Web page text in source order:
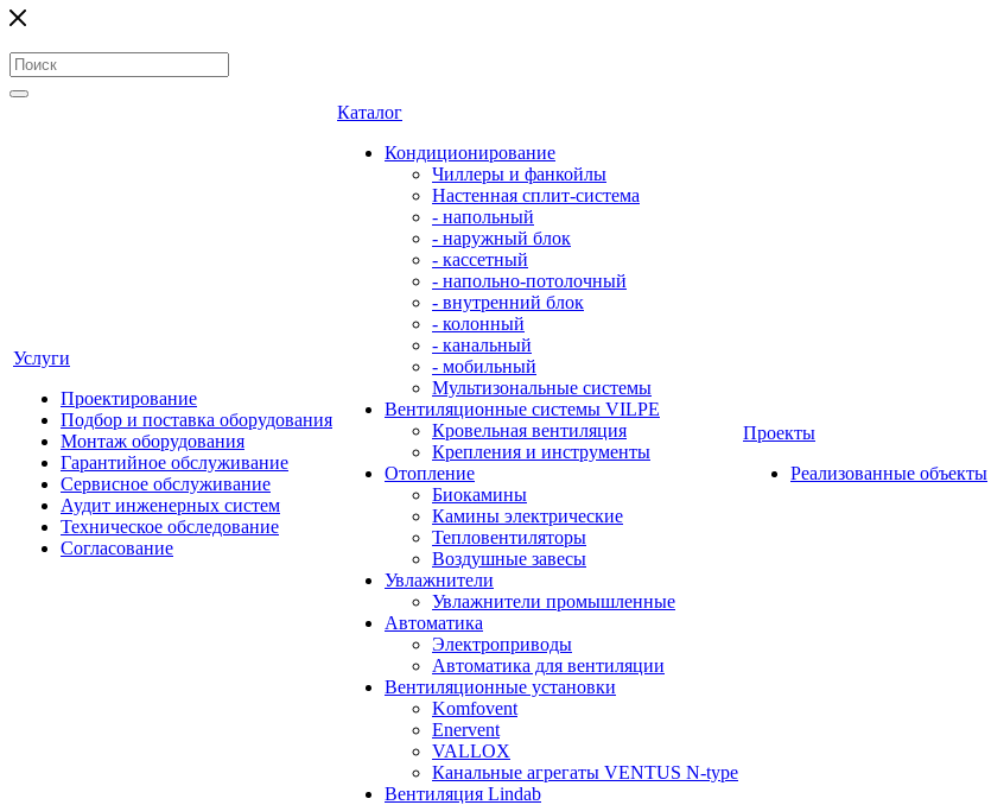
Услуги
Проектирование
Подбор и поставка оборудования
Монтаж оборудования
Гарантийное обслуживание
Сервисное обслуживание
Аудит инженерных систем
Техническое обследование
Согласование
Каталог
Кондиционирование
Чиллеры и фанкойлы
Настенная сплит-система
- напольный
- наружный блок
- кассетный
- напольно-потолочный
- внутренний блок
- колонный
- канальный
- мобильный
Мультизональные системы
Вентиляционные системы VILPE
Кровельная вентиляция
Крепления и инструменты
Отопление
Биокамины
Камины электрические
Тепловентиляторы
Воздушные завесы
Увлажнители
Увлажнители промышленные
Автоматика
Электроприводы
Автоматика для вентиляции
Вентиляционные установки
Komfovent
Enervent
VALLOX
Канальные агрегаты VENTUS N-type
Вентиляция Lindab
Проекты
Реализованные объекты